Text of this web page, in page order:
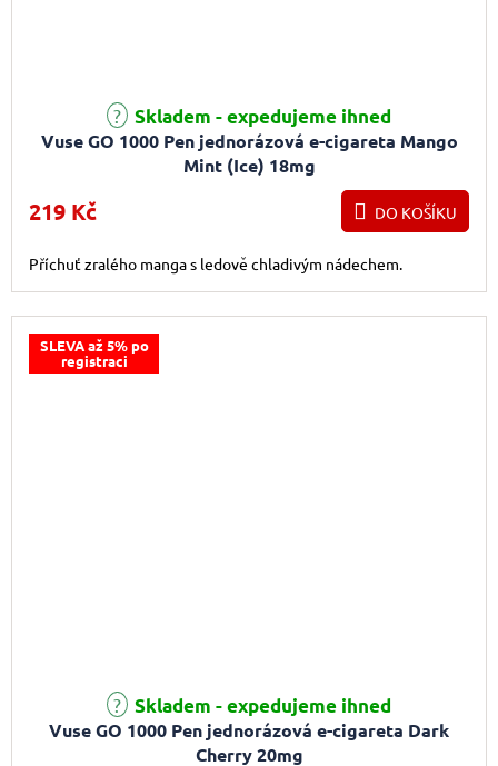
Vuse GO 1000 Pen jednorázová e-cigareta Mango
Mint (Ice) 18mg
Skladem - expedujeme ihned
219 Kč DO KOŠÍKU
Příchuť zralého manga s ledově chladivým nádechem.
SLEVA až 5% po
registraci
Vuse GO 1000 Pen jednorázová e-cigareta Dark
Cherry 20mg
Průměrné hodnocení produktu je 3,0 z 5 hvězdiček.
Skladem - expedujeme ihned